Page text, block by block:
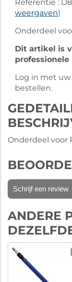
Referentie :
weergaven)
Onderdeel
Dit artikel is
Log in met uw
bestellen.
Onderdeel voor
Schrijf een review
ANDERE